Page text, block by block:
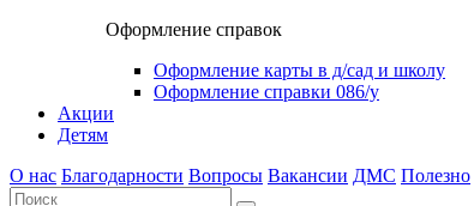
Оформление справок
Оформление карты в д/сад и школу
Оформление справки 086/у
Акции
Детям
О нас Благодарности Вопросы Вакансии ДМС Полезно